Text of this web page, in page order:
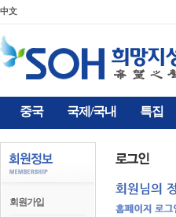
中文
중국 국제/국내 특집
회원가입